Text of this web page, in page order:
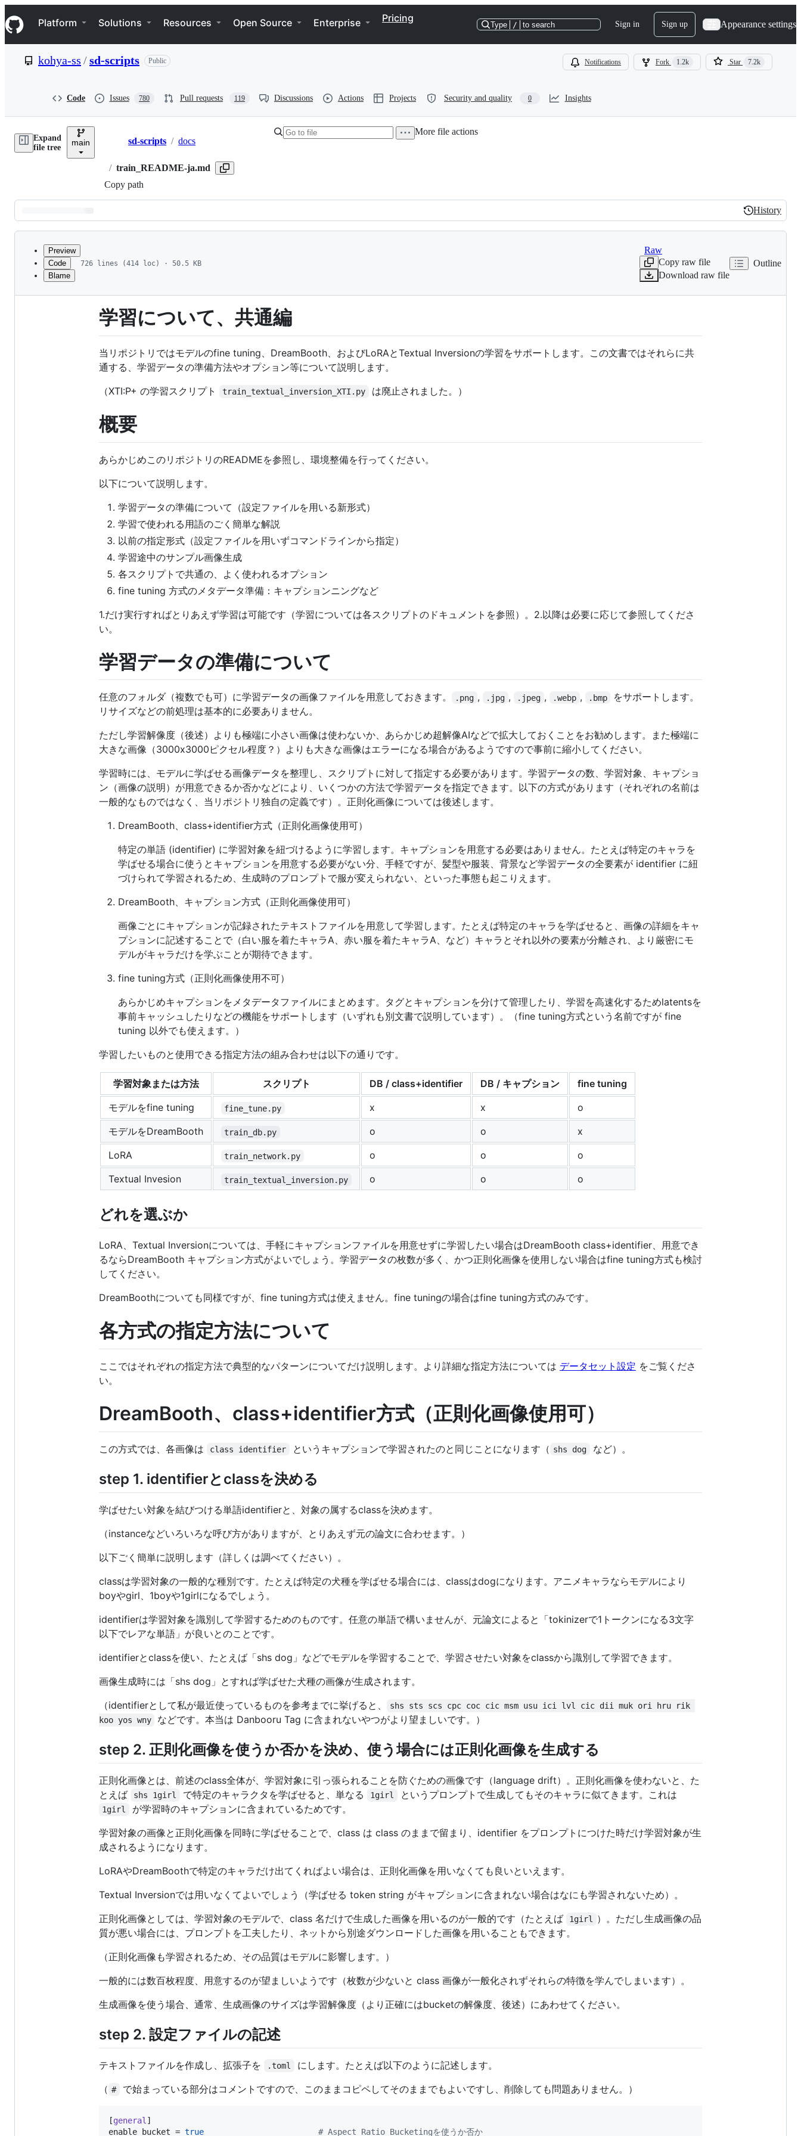
k
i
p
e
Navigation Menu
Platform Solutions Resources Open Source Enterprise Pricing
Type / to search Sign in Sign up Appearance settings
kohya-ss /sd-scripts Public Notifications Fork 1.2k Star 7.2k
Code Issues 780 Pull requests 119 Discussions Actions Projects Security and quality 0 Insights
Expand
file tree
main Breadcrumbs
sd-scripts / docs
/ train_README-ja.md
Copy path
More file actions
Latest
commit
History
History
metadata
Preview
Code
Blame
726 lines (414 loc) · 50.5 KB
Raw
Copy raw file
Download raw file
Outline
学習について、共通編
当リポジトリではモデルのfine tuning、DreamBooth、およびLoRAとTextual Inversionの学習をサポートします。この文書ではそれらに共
通する、学習データの準備方法やオプション等について説明します。
（XTI:P+ の学習スクリプト
train_textual_inversion_XTI.py は廃止されました。）
概要
あらかじめこのリポジトリのREADMEを参照し、環境整備を行ってください。
以下について説明します。
学習データの準備について（設定ファイルを用いる新形式）
学習で使われる用語のごく簡単な解説
以前の指定形式（設定ファイルを用いずコマンドラインから指定）
学習途中のサンプル画像生成
各スクリプトで共通の、よく使われるオプション
fine tuning 方式のメタデータ準備：キャプションニングなど
1.だけ実行すればとりあえず学習は可能です（学習については各スクリプトのドキュメントを参照）。2.以降は必要に応じて参照してくださ
い。
学習データの準備について
任意のフォルダ（複数でも可）に学習データの画像ファイルを用意しておきます。 .png , .jpg , .jpeg , .webp , .bmp
をサポートします。
リサイズなどの前処理は基本的に必要ありません。
ただし学習解像度（後述）よりも極端に小さい画像は使わないか、あらかじめ超解像AIなどで拡大しておくことをお勧めします。また極端に
大きな画像（3000x3000ピクセル程度？）よりも大きな画像はエラーになる場合があるようですので事前に縮小してください。
学習時には、モデルに学ばせる画像データを整理し、スクリプトに対して指定する必要があります。学習データの数、学習対象、キャプショ
ン（画像の説明）が用意できるか否かなどにより、いくつかの方法で学習データを指定できます。以下の方式があります（それぞれの名前は
一般的なものではなく、当リポジトリ独自の定義です）。正則化画像については後述します。
DreamBooth、class+identifier方式（正則化画像使用可）
特定の単語 (identifier) に学習対象を紐づけるように学習します。キャプションを用意する必要はありません。たとえば特定のキャラを
学ばせる場合に使うとキャプションを用意する必要がない分、手軽ですが、髪型や服装、背景など学習データの全要素が identifier に紐
づけられて学習されるため、生成時のプロンプトで服が変えられない、といった事態も起こりえます。
DreamBooth、キャプション方式（正則化画像使用可）
画像ごとにキャプションが記録されたテキストファイルを用意して学習します。たとえば特定のキャラを学ばせると、画像の詳細をキャ
プションに記述することで（白い服を着たキャラA、赤い服を着たキャラA、など）キャラとそれ以外の要素が分離され、より厳密にモ
デルがキャラだけを学ぶことが期待できます。
fine tuning方式（正則化画像使用不可）
あらかじめキャプションをメタデータファイルにまとめます。タグとキャプションを分けて管理したり、学習を高速化するためlatentsを
事前キャッシュしたりなどの機能をサポートします（いずれも別文書で説明しています）。（fine tuning方式という名前ですが fine
tuning 以外でも使えます。）
学習したいものと使用できる指定方法の組み合わせは以下の通りです。
学習対象または方法 スクリプト DB / class+identifier DB / キャプション
fine tuning
モデルをfine tuning
fine_tune.py x x
o
モデルをDreamBooth
train_db.py o o
x
LoRA
train_network.py o o
o
Textual Invesion
train_textual_inversion.py o o o
どれを選ぶか
LoRA、Textual Inversionについては、手軽にキャプションファイルを用意せずに学習したい場合はDreamBooth class+identifier、用意でき
るならDreamBooth キャプション方式がよいでしょう。学習データの枚数が多く、かつ正則化画像を使用しない場合はfine tuning方式も検討
してください。
DreamBoothについても同様ですが、fine tuning方式は使えません。fine tuningの場合はfine tuning方式のみです。
各方式の指定方法について
ここではそれぞれの指定方法で典型的なパターンについてだけ説明します。より詳細な指定方法については データセット設定 をご覧くださ
い。
DreamBooth、class+identifier方式（正則化画像使用可）
この方式では、各画像は class identifier というキャプションで学習されたのと同じことになります（ shs dog など）。
step 1. identifierとclassを決める
学ばせたい対象を結びつける単語identifierと、対象の属するclassを決めます。
（instanceなどいろいろな呼び方がありますが、とりあえず元の論文に合わせます。）
以下ごく簡単に説明します（詳しくは調べてください）。
classは学習対象の一般的な種別です。たとえば特定の犬種を学ばせる場合には、classはdogになります。アニメキャラならモデルにより
boyやgirl、1boyや1girlになるでしょう。
identifierは学習対象を識別して学習するためのものです。任意の単語で構いませんが、元論文によると「tokinizerで1トークンになる3文字
以下でレアな単語」が良いとのことです。
identifierとclassを使い、たとえば「shs dog」などでモデルを学習することで、学習させたい対象をclassから識別して学習できます。
画像生成時には「shs dog」とすれば学ばせた犬種の画像が生成されます。
（identifierとして私が最近使っているものを参考までに挙げると、
shs sts scs cpc coc cic msm usu ici lvl cic dii muk ori hru rik
koo yos wny
などです。本当は Danbooru Tag に含まれないやつがより望ましいです。）
step 2. 正則化画像を使うか否かを決め、使う場合には正則化画像を生成する
正則化画像とは、前述のclass全体が、学習対象に引っ張られることを防ぐための画像です（language drift）。正則化画像を使わないと、た
とえば
shs 1girl で特定のキャラクタを学ばせると、単なる 1girl というプロンプトで生成してもそのキャラに似てきます。これは
1girl
が学習時のキャプションに含まれているためです。
学習対象の画像と正則化画像を同時に学ばせることで、class は class のままで留まり、identifier をプロンプトにつけた時だけ学習対象が生
成されるようになります。
LoRAやDreamBoothで特定のキャラだけ出てくればよい場合は、正則化画像を用いなくても良いといえます。
Textual Inversionでは用いなくてよいでしょう（学ばせる token string がキャプションに含まれない場合はなにも学習されないため）。
正則化画像としては、学習対象のモデルで、class 名だけで生成した画像を用いるのが一般的です（たとえば
1girl
）。ただし生成画像の品
質が悪い場合には、プロンプトを工夫したり、ネットから別途ダウンロードした画像を用いることもできます。
（正則化画像も学習されるため、その品質はモデルに影響します。）
一般的には数百枚程度、用意するのが望ましいようです（枚数が少ないと class 画像が一般化されずそれらの特徴を学んでしまいます）。
生成画像を使う場合、通常、生成画像のサイズは学習解像度（より正確にはbucketの解像度、後述）にあわせてください。
step 2. 設定ファイルの記述
テキストファイルを作成し、拡張子を .toml
にします。たとえば以下のように記述します。
（ # で始まっている部分はコメントですので、このままコピペしてそのままでもよいですし、削除しても問題ありません。）
[general
enable_bucket = true # Aspect Ratio Bucketingを使うか否か